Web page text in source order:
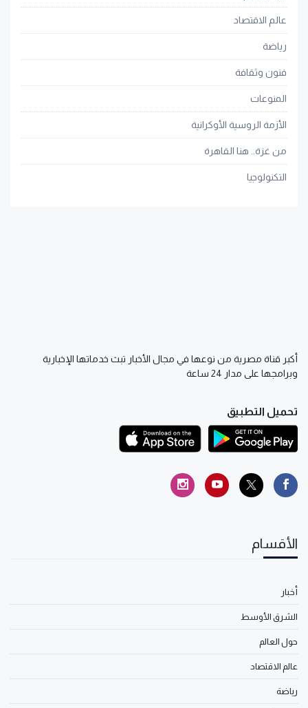
عالم الاقتصاد
رياضة
فنون وثقافة
المنوعات
الأزمة الروسية الأوكرانية
من غزة.. هنا القاهرة
التكنولوجيا
أكبر قناة مصرية من نوعها في مجال الأخبار تبث خدماتها الإخبارية
وبرامجها على مدار 24 ساعة
تحميل التطبيق
الأقسام
أخبار
الشرق الأوسط
حول العالم
عالم الاقتصاد
رياضة